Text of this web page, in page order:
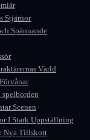
Stjärnor
Spännande
Värld
Scenen
I Stark Uppställning
Nya Tillskott